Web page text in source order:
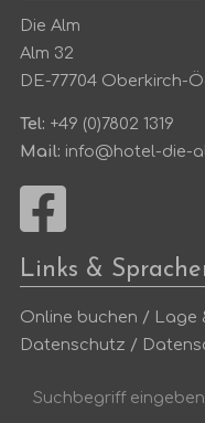
Die Alm
Alm 32
DE-77704 Oberkirch-
Tel: +49 (0)7802 1319
Mail: info@hotel-die-
Links &
Online buchen / Lage
Datenschutz /
Suchbegriff